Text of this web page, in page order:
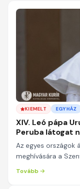
KIEMELT EGYHÁZ
XIV. Leó pápa
Peruba látogat
Az egyes országok
meghívására a
apostoli utazást
Tovább